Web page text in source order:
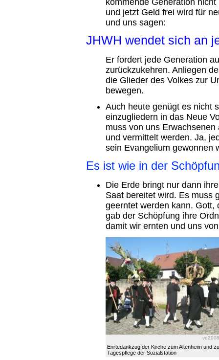
kommende Generation
und jetzt Geld frei wird für
und uns sagen:
JHWH wendet sich an
Er fordert jede Generation
zurückzukehren. Anliegen
die Glieder des Volkes zur
bewegen.
Auch heute genügt es nicht
einzugliedern in das Neue
muss von uns
und vermittelt werden. Ja,
sein Evangelium gewonnen
Es ist wie in der
Die Erde bringt nur dann
Saat bereitet wird. Es muss
geerntet werden kann. Gott,
gab der Schöpfung ihre
damit wir ernten und uns
Enrtedankzug der Kirche zum Altenheim und
Tagespflege der Sozialstation